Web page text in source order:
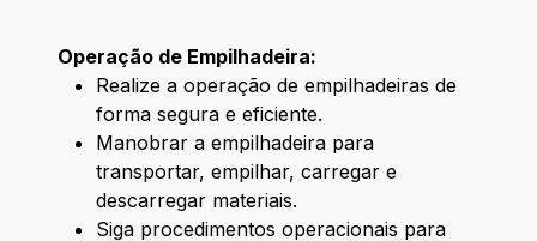
Operação de Empilhadeira:
Realize a operação de empilhadeiras de
forma segura e eficiente.
Manobrar a empilhadeira para
transportar, empilhar, carregar e
descarregar materiais.
Siga procedimentos operacionais para